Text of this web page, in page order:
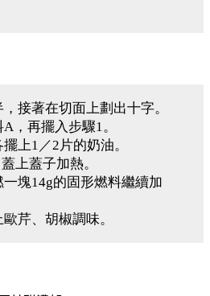
接著在切面上劃出十字。
，再擺入步驟1。
上1／2片的奶油。
上蓋子加熱。
塊14g的固形燃料繼續加
芹、胡椒調味。